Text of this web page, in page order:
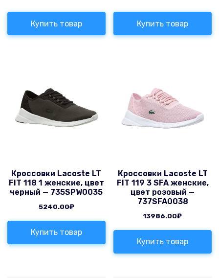
Купить товар Купить товар
Кроссовки Lacoste LT
FIT 118 1 женские, цвет
черный — 735SPW0035
5240.00₽
Купить товар
Кроссовки Lacoste LT
FIT 119 3 SFA женские,
цвет розовый —
737SFA0038
13986.00₽
Купить товар